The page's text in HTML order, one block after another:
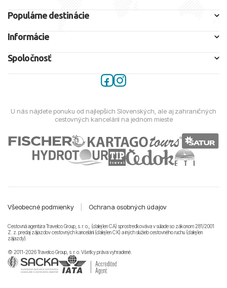
Populárne destinácie
Informácie
Spoločnosť
U nás nájdete ponuku od najlepších Slovenských, ale aj zahraničných
cestovných kancelárií na jednom mieste
Všeobecné podmienky Ochrana osobných údajov
Cestovná agentúra Travelco Group, s. r. o., (ďalej len CA) sprostredkováva v súlade so zákonom 281/2001
Z. z. predaj zájazdov cestovných kancelárii (ďalej len CK) a iných služieb cestovného ruchu (ďalej len
zájazdy).
© 2011-2026 Travelco Group, s. r. o. Všetky práva vyhradené.